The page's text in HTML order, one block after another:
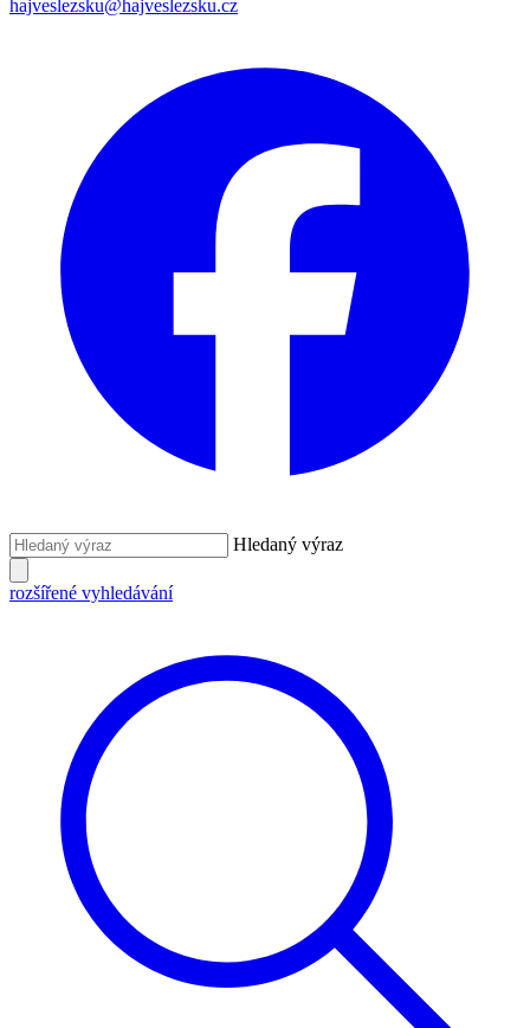
hajveslezsku@hajveslezsku.cz
Hledaný výraz
rozšířené vyhledávání